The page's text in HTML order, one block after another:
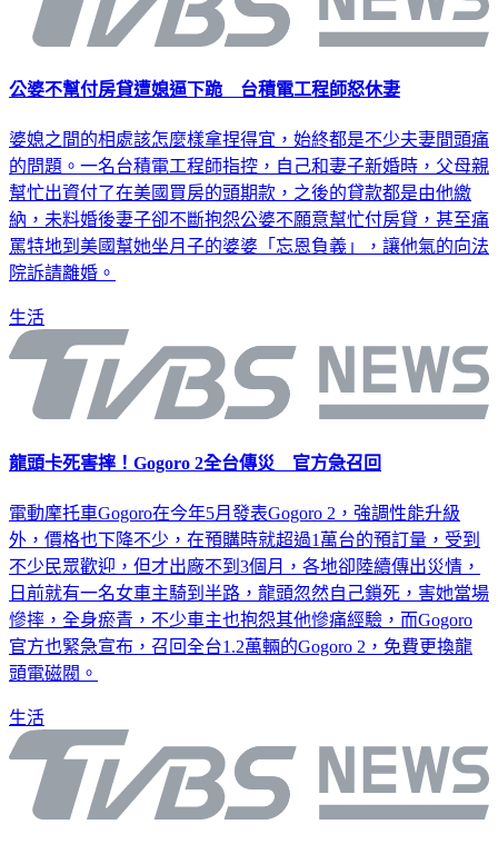
公婆不幫付房貸遭媳逼下跪 台積電工程師怒休妻
婆媳之間的相處該怎麼樣拿捏得宜，始終都是不少夫妻間頭痛
的問題。一名台積電工程師指控，自己和妻子新婚時，父母親
幫忙出資付了在美國買房的頭期款，之後的貸款都是由他繳
納，未料婚後妻子卻不斷抱怨公婆不願意幫忙付房貸，甚至痛
罵特地到美國幫她坐月子的婆婆「忘恩負義」，讓他氣的向法
院訴請離婚。
生活
龍頭卡死害摔！Gogoro 2全台傳災 官方急召回
電動摩托車Gogoro在今年5月發表Gogoro 2，強調性能升級
外，價格也下降不少，在預購時就超過1萬台的預訂量，受到
不少民眾歡迎，但才出廠不到3個月，各地卻陸續傳出災情，
日前就有一名女車主騎到半路，龍頭忽然自己鎖死，害她當場
慘摔，全身瘀青，不少車主也抱怨其他慘痛經驗，而Gogoro
官方也緊急宣布，召回全台1.2萬輛的Gogoro 2，免費更換龍
頭電磁閥。
生活